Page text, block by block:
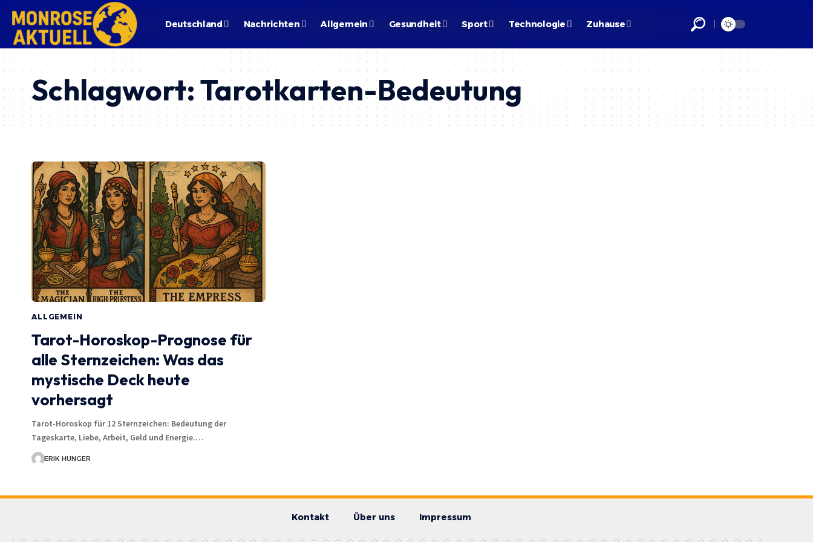
Deutschland Nachrichten Allgemein Gesundheit Sport Technologie Zuhause
Schlagwort:Tarotkarten-Bedeutung
ALLGEMEIN
Tarot-Horoskop-Prognose für
alle Sternzeichen: Was das
mystische Deck heute
vorhersagt
Tarot-Horoskop für 12 Sternzeichen: Bedeutung der
Tageskarte, Liebe, Arbeit, Geld und Energie.…
ERIK HUNGER
Kontakt Über uns Impressum